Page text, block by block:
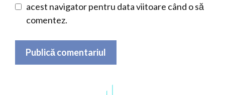
acest navigator pentru data viitoare când o să
comentez.